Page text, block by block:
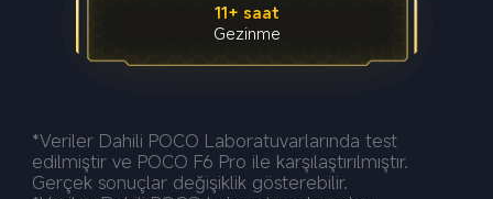
11+ saat
Gezinme
*Veriler Dahili POCO Laboratuvarlarında test
edilmiştir ve POCO F6 Pro ile karşılaştırılmıştır.
Gerçek sonuçlar değişiklik gösterebilir.